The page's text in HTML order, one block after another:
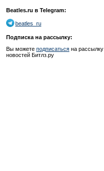
Beatles.ru в Telegram:
beatles_ru
Подписка на рассылку:
Вы можете подписаться на рассылку
новостей Битлз.ру